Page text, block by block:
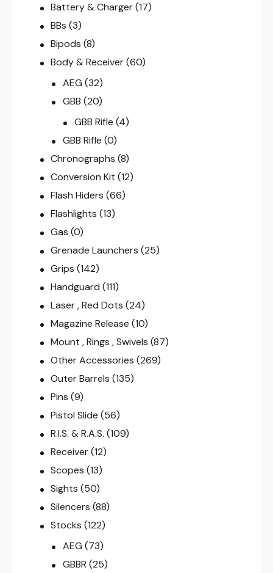
Battery & Charger (17)
BBs (3)
Bipods (8)
Body & Receiver (60)
AEG (32)
GBB (20)
GBB Rifle (4)
GBB Rifle (0)
Chronographs (8)
Conversion Kit (12)
Flash Hiders (66)
Flashlights (13)
Gas (0)
Grenade Launchers (25)
Grips (142)
Handguard (111)
Laser , Red Dots (24)
Magazine Release (10)
Mount , Rings , Swivels (87)
Other Accessories (269)
Outer Barrels (135)
Pins (9)
Pistol Slide (56)
R.I.S. & R.A.S. (109)
Receiver (12)
Scopes (13)
Sights (50)
Silencers (88)
Stocks (122)
AEG (73)
GBBR (25)